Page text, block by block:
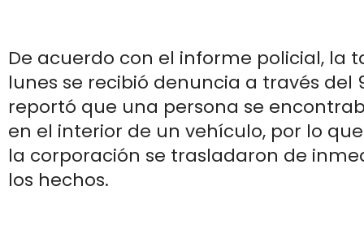
De acuerdo con el informe policial, la
lunes se recibió denuncia a través del
reportó que una persona se
en el interior de un vehículo, por lo
la corporación se trasladaron de
los hechos.